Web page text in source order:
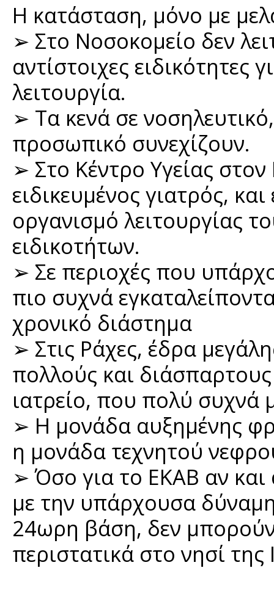
Η κατάσταση, μόνο με
➢ Στο Νοσοκομείο δεν
αντίστοιχες
λειτουργία.
➢ Τα κενά σε
προσωπικό συνεχίζουν.
➢ Στο Κέντρο Υγείας
ειδικευμένος γιατρός,
οργανισμό λειτουργίας
ειδικοτήτων.
➢ Σε περιοχές που
πιο συχνά
χρονικό διάστημα
➢ Στις Ράχες, έδρα
πολλούς και διάσπαρτους
ιατρείο, που πολύ συχνά
➢ Η μονάδα αυξημένης
η μονάδα τεχνητού
➢ Όσο για το ΕΚΑΒ αν και
με την υπάρχουσα
24ωρη βάση, δεν
περιστατικά στο νησί της